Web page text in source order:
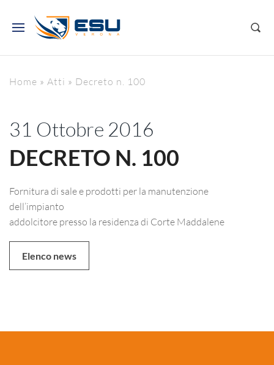
Home » Atti » Decreto n. 100
31 Ottobre 2016
DECRETO N. 100
Fornitura di sale e prodotti per la manutenzione
dell’impianto
addolcitore presso la residenza di Corte Maddalene
Elenco news